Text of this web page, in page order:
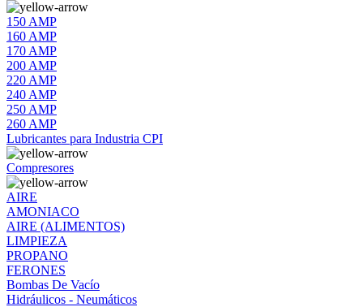
150 AMP
160 AMP
170 AMP
200 AMP
220 AMP
240 AMP
250 AMP
260 AMP
Lubricantes para Industria CPI
Compresores
AIRE
AMONIACO
AIRE (ALIMENTOS)
LIMPIEZA
PROPANO
FERONES
Bombas De Vacío
Hidráulicos - Neumáticos